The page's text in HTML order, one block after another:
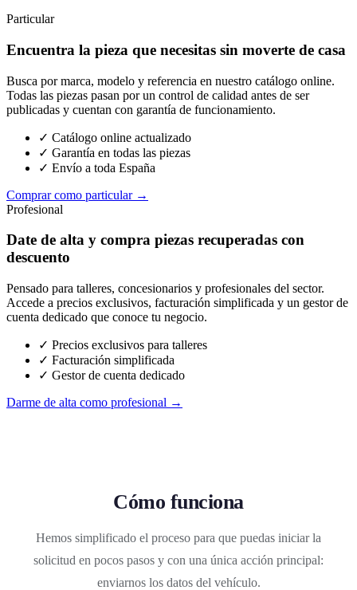
Particular
Encuentra la pieza que necesitas sin moverte de casa
Busca por marca, modelo y referencia en nuestro catálogo online.
Todas las piezas pasan por un control de calidad antes de ser
publicadas y cuentan con garantía de funcionamiento.
✓ Catálogo online actualizado
✓ Garantía en todas las piezas
✓ Envío a toda España
Comprar como particular →
Profesional
Date de alta y compra piezas recuperadas con
descuento
Pensado para talleres, concesionarios y profesionales del sector.
Accede a precios exclusivos, facturación simplificada y un gestor de
cuenta dedicado que conoce tu negocio.
✓ Precios exclusivos para talleres
✓ Facturación simplificada
✓ Gestor de cuenta dedicado
Darme de alta como profesional →
Cómo funciona
Hemos simplificado el proceso para que puedas iniciar la
solicitud en pocos pasos y con una única acción principal:
enviarnos los datos del vehículo.